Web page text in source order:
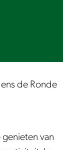
de Ronde
van